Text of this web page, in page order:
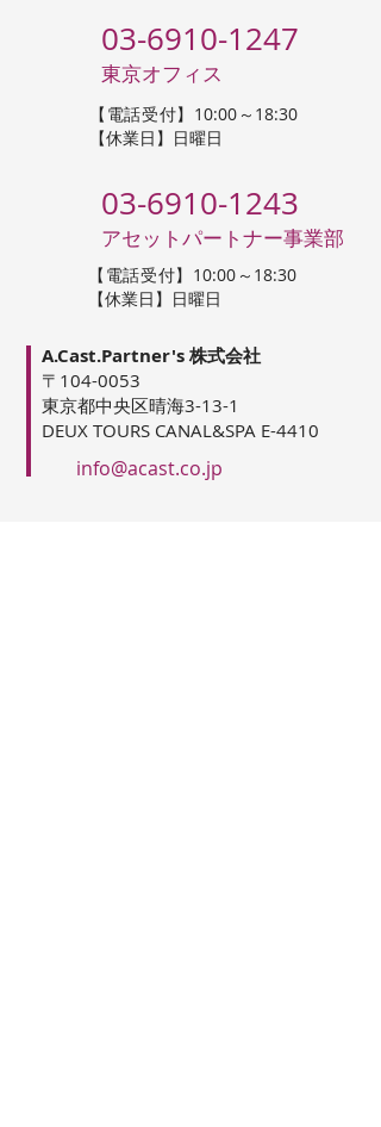
03-6910-1247
東京オフィス
【電話受付】10:00～18:30
【休業日】日曜日
03-6910-1243
アセットパートナー事業部
【電話受付】10:00～18:30
【休業日】日曜日
A.Cast.Partner's 株式会社
〒104-0053
東京都中央区晴海3-13-1
DEUX TOURS CANAL&SPA E-4410
info@acast.co.jp